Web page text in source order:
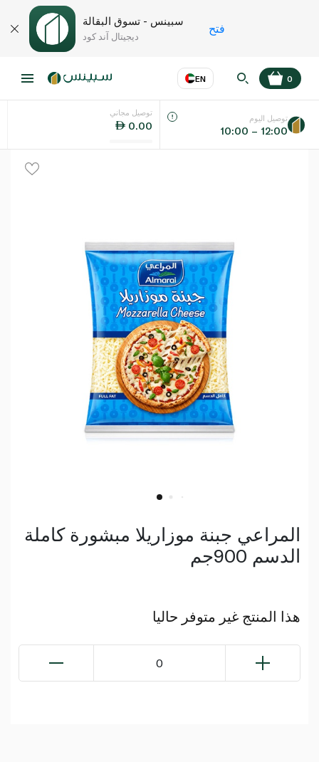
سبينس - تسوق البقالة
ديجيتال آند كود
فتح
EN
اللغة عر
0
توصيل مجاني
0.00
توصيل اليوم
10:00 – 12:00
المراعي جبنة موزاريلا مبشورة كاملة
الدسم 900جم
هذا المنتج غير متوفر حاليا
0